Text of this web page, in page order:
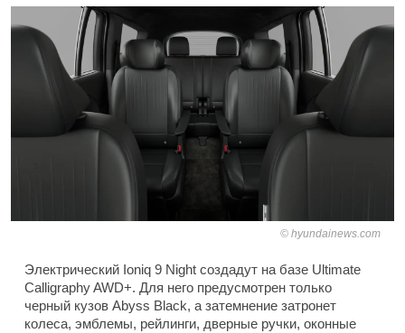
hyundainews.com
Электрический Ioniq 9 Night создадут на базе Ultimate
Calligraphy AWD+. Для него предусмотрен только
черный кузов Abyss Black, а затемнение затронет
колеса, эмблемы, рейлинги, дверные ручки, оконные